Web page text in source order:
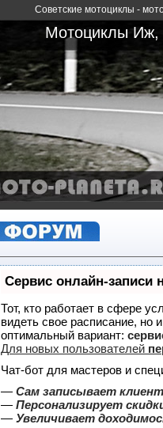
Советские мотоциклы -
Мотоциклы Иж,
Сервис онлайн-записи
Тот, кто работает в сфере
видеть свое расписание,
оптимальный вариант:
Для новых пользователей
Чат-бот для мастеров и
— Сам записывает
— Персонализирует
— Увеличивает